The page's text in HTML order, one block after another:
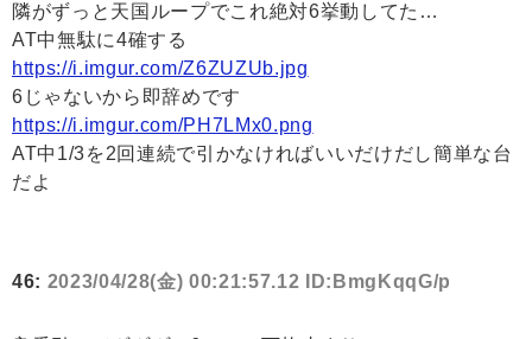
隣がずっと天国ループでこれ絶対6挙動してた…
AT中無駄に4確する
https://i.imgur.com/Z6ZUZUb.jpg
6じゃないから即辞めです
https://i.imgur.com/PH7LMx0.png
AT中1/3を2回連続で引かなければいいだけだし簡単な台
だよ
46: 2023/04/28(金) 00:21:57.12 ID:BmgKqqG/p